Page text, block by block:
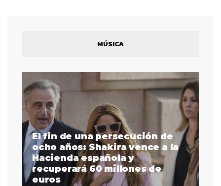
MÚSICA
El fin de una persecución de
ocho años: Shakira vence a la
Hacienda española y
recuperará 60 millones de
euros